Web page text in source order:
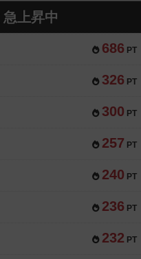
上昇中
686 PT
326 PT
300 PT
257 PT
240 PT
236 PT
232 PT